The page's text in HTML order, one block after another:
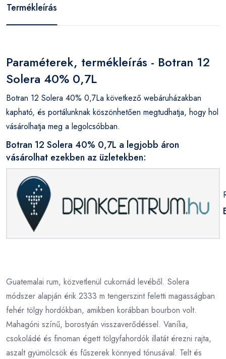
Termékleírás
Paraméterek, termékleírás - Botran 12
Solera 40% 0,7L
Botran 12 Solera 40% 0,7La következő webáruházakban
kapható, és portálunknak köszönhetően megtudhatja, hogy hol
vásárolhatja meg a legolcsóbban.
Botran 12 Solera 40% 0,7L a legjobb áron
vásárolhat ezekben az üzletekben:
Guatemalai rum, közvetlenül cukornád levéből. Solera
módszer alapján érik 2333 m tengerszint feletti magasságban
fehér tölgy hordókban, amikben korábban bourbon volt.
Mahagóni színű, borostyán visszaverődéssel. Vanília,
csokoládé és finoman égett tölgyfahordók illatát érezni rajta,
aszalt gyümölcsök és fűszerek könnyed tónusával. Telt és